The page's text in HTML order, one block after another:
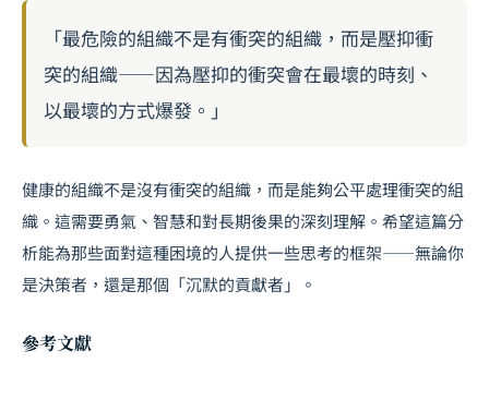
「最危險的組織不是有衝突的組織，而是壓抑衝
突的組織——因為壓抑的衝突會在最壞的時刻、
以最壞的方式爆發。」
健康的組織不是沒有衝突的組織，而是能夠公平處理衝突的組
織。這需要勇氣、智慧和對長期後果的深刻理解。希望這篇分
析能為那些面對這種困境的人提供一些思考的框架——無論你
是決策者，還是那個「沉默的貢獻者」。
參考文獻